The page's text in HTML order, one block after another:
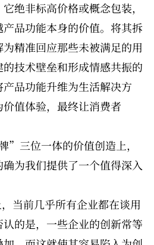
绝非标高价格或概念包装，
品功能本身的价值。将其拆
精准回应那些未被满足的用
技术壁垒和形成情感共振的
品功能升维为生活解决方
值体验，最终让消费者
”三位一体的价值创造上，
为我们提供了一个值得深入
当前几乎所有企业都在谈用
的是，一些企业的创新常等